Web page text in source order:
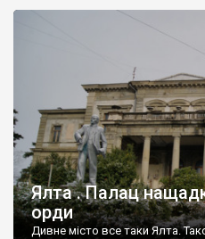
Ялта . Палац
орди
Дивне місто все таки Ялта.